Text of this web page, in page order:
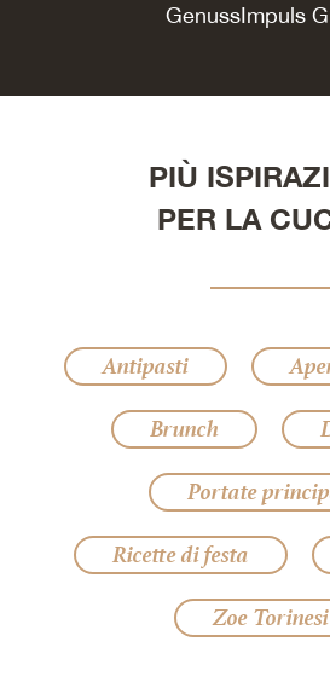
GenussImpuls
PIÙ
PER LA
Antipasti
Brunch
Portate
Ricette di festa
Zoe Torinesi